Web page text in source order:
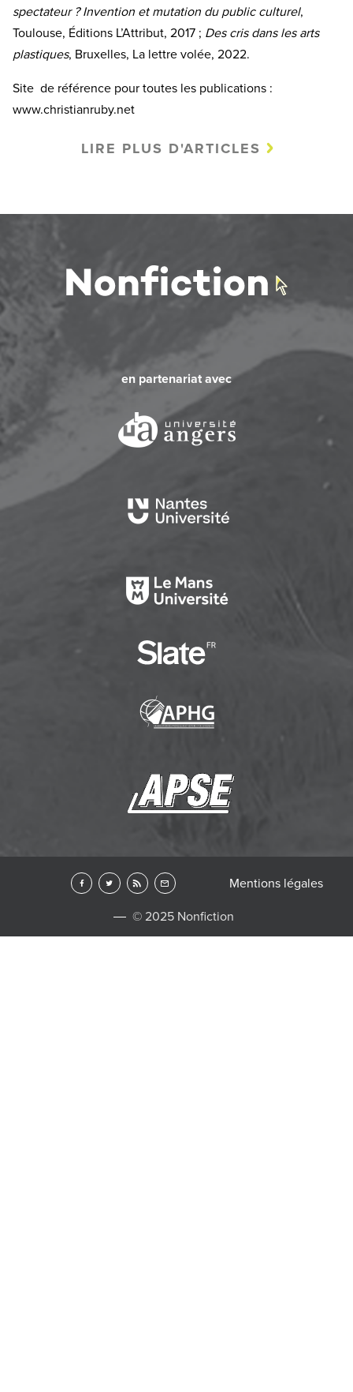
spectateur ? Invention et mutation du public culturel,
Toulouse, Éditions L’Attribut, 2017 ; Des cris dans les arts
plastiques, Bruxelles, La lettre volée, 2022.
Site de référence pour toutes les publications :
www.christianruby.net
LIRE PLUS D'ARTICLES
en partenariat avec
© 2025 Nonfiction
Mentions légales